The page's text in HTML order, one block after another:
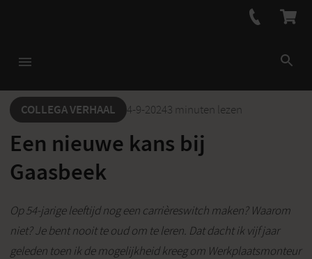
COLLEGA VERHAAL 4-9-20243 minuten lezen
Een nieuwe kans bij
Gaasbeek
Op 54-jarige leeftijd nog een carrièreswitch maken? Waarom
niet? Je bent nooit te oud om te leren. Dat dacht ik vijf jaar
geleden toen ik de mogelijkheid kreeg om Werkplaatsmonteur